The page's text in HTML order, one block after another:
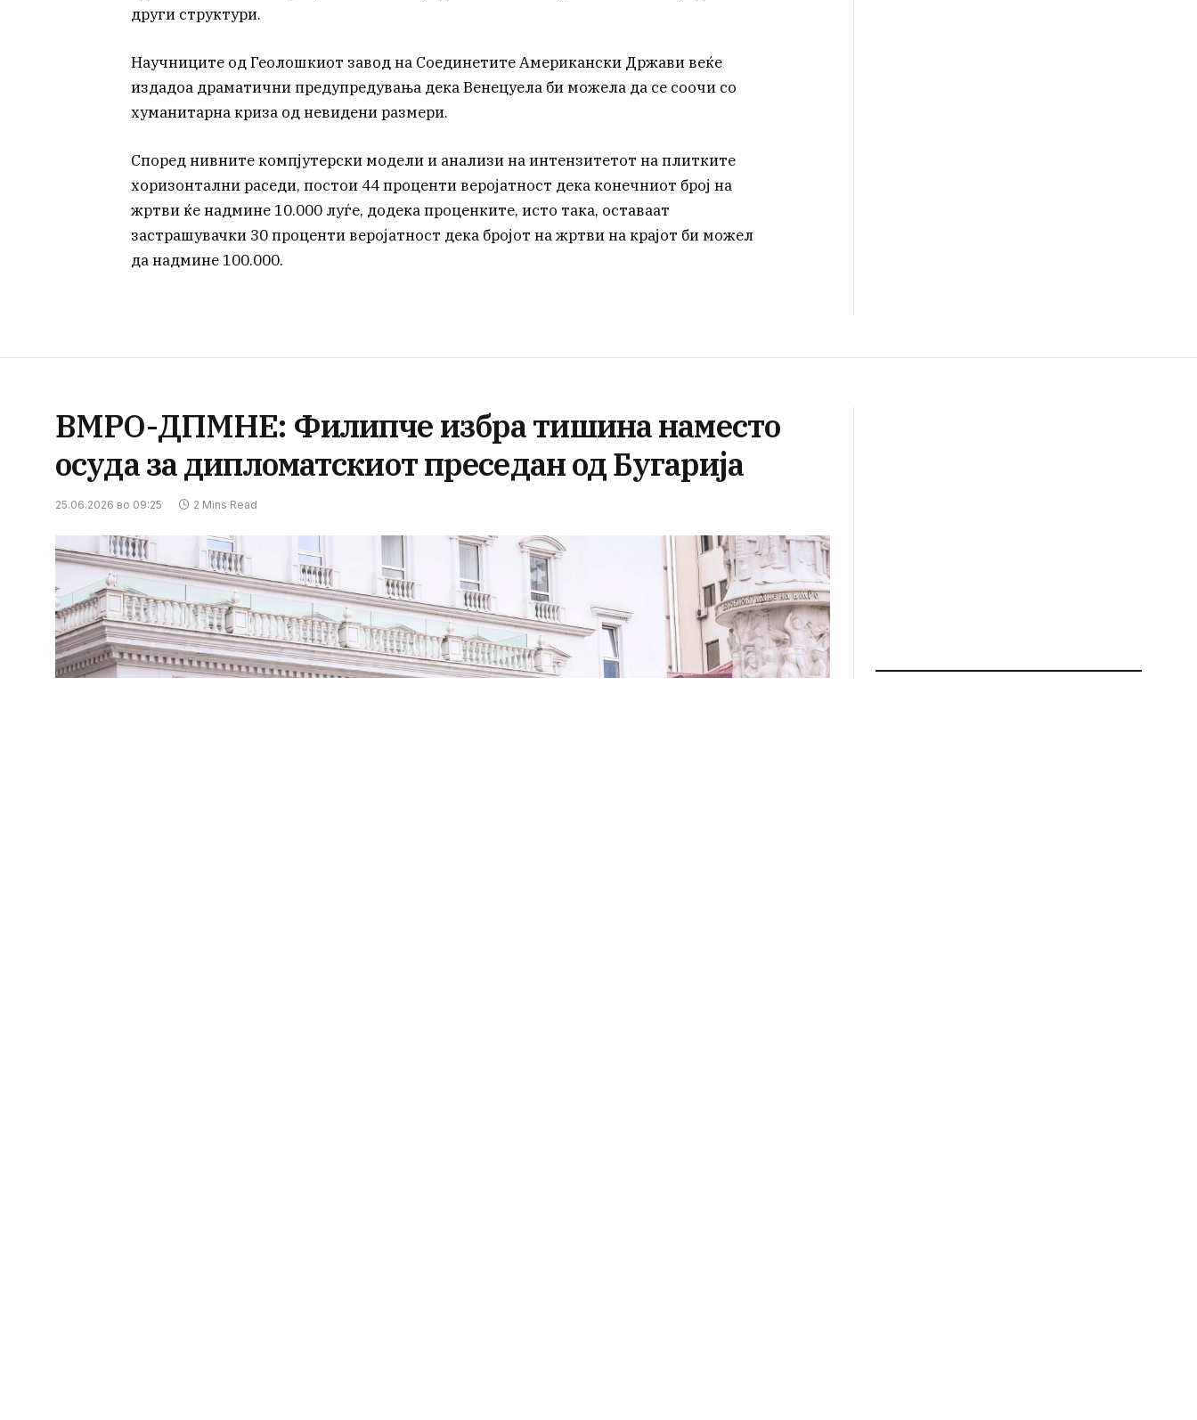
други структури.
Научниците од Геолошкиот завод на Соединетите Американски Држави веќе
издадоа драматични предупредувања дека Венецуела би можела да се соочи со
хуманитарна криза од невидени размери.
Според нивните компјутерски модели и анализи на интензитетот на плитките
хоризонтални раседи, постои 44 проценти веројатност дека конечниот број на
жртви ќе надмине 10.000 луѓе, додека проценките, исто така, оставаат
застрашувачки 30 проценти веројатност дека бројот на жртви на крајот би можел
да надмине 100.000.
ВМРО-ДПМНЕ: Филипче избра тишина наместо
осуда за дипломатскиот преседан од Бугарија
25.06.2026 во 09:25 2 Mins Read